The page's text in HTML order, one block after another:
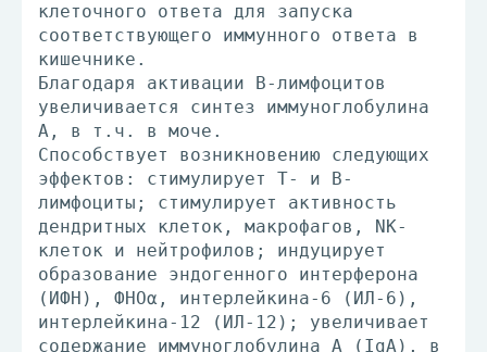
клеточного ответа для запуска
соответствующего иммунного ответа в
кишечнике.
Благодаря активации В-лимфоцитов
увеличивается синтез иммуноглобулина
А, в т.ч. в моче.
Способствует возникновению следующих
эффектов: стимулирует Т- и В-
лимфоциты; стимулирует активность
дендритных клеток, макрофагов, NK-
клеток и нейтрофилов; индуцирует
образование эндогенного интерферона
(ИФН), ФНОα, интерлейкина-6 (ИЛ-6),
интерлейкина-12 (ИЛ-12); увеличивает
содержание иммуноглобулина A (IgA), в